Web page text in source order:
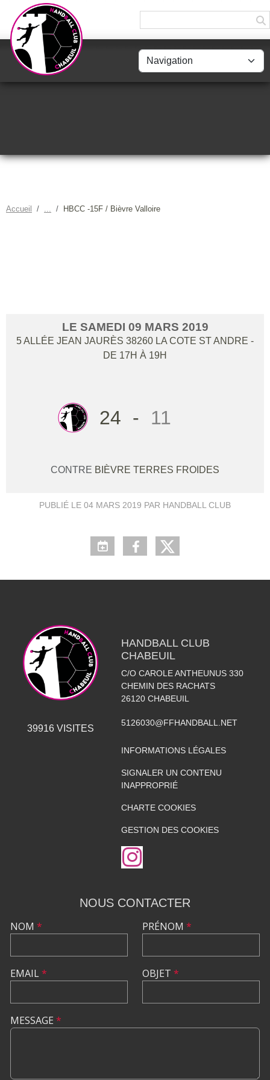
Accueil HBCC -15F / Bièvre Valloire
LE SAMEDI 09 MARS 2019
5 ALLÉE JEAN JAURÈS 38260 LA COTE ST ANDRE -
DE 17H À 19H
24 - 11
CONTRE BIÈVRE TERRES FROIDES
PUBLIÉ LE 04 MARS 2019 PAR HANDBALL CLUB
39916VISITES
HANDBALL CLUB
CHABEUIL
C/O CAROLE ANTHEUNUS 330
CHEMIN DES RACHATS
26120 CHABEUIL
5126030@FFHANDBALL.NET
INFORMATIONS LÉGALES
SIGNALER UN CONTENU
INAPPROPRIÉ
CHARTE COOKIES
GESTION DES COOKIES
NOUS CONTACTER
NOM *
EMAIL*
PRÉNOM *
OBJET *
MESSAGE *
Panneau de gestion des cookies